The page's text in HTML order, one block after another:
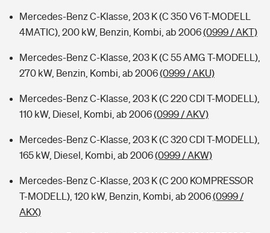
Mercedes-Benz C-Klasse, 203 K (C 350 V6 T-MODELL
4MATIC), 200 kW, Benzin, Kombi, ab 2006(0999 / AKT)
Mercedes-Benz C-Klasse, 203 K (C 55 AMG T-MODELL),
270 kW, Benzin, Kombi, ab 2006(0999 / AKU)
Mercedes-Benz C-Klasse, 203 K (C 220 CDI T-MODELL),
110 kW, Diesel, Kombi, ab 2006(0999 / AKV)
Mercedes-Benz C-Klasse, 203 K (C 320 CDI T-MODELL),
165 kW, Diesel, Kombi, ab 2006(0999 / AKW)
Mercedes-Benz C-Klasse, 203 K (C 200 KOMPRESSOR
T-MODELL), 120 kW, Benzin, Kombi, ab 2006(0999 /
AKX)